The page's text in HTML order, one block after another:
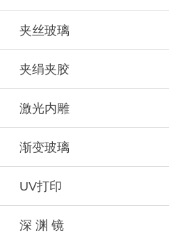
夹丝玻璃
夹绢夹胶
激光内雕
渐变玻璃
UV打印
深 渊 镜